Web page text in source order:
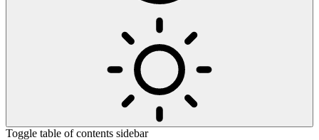
Toggle table of contents sidebar